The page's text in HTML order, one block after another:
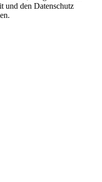
und den Datenschutz